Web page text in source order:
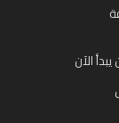
الآن